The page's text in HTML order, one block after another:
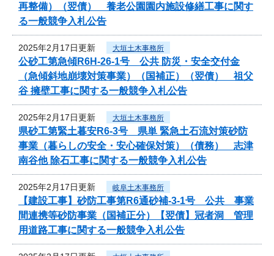
再整備）（翌債） 養老公園園内施設修繕工事に関す
る一般競争入札公告
2025年2月17日更新 大垣土木事務所
公砂工第急傾R6H-26-1号 公共 防災・安全交付金
（急傾斜地崩壊対策事業）（国補正）（翌債） 祖父
谷 擁壁工事に関する一般競争入札公告
2025年2月17日更新 大垣土木事務所
県砂工第緊土暮安R6-3号 県単 緊急土石流対策砂防
事業（暮らしの安全・安心確保対策）（債務） 志津
南谷他 除石工事に関する一般競争入札公告
2025年2月17日更新 岐阜土木事務所
【建設工事】砂防工事第R6通砂補-3-1号 公共 事業
間連携等砂防事業（国補正分）【翌債】冠者洞 管理
用道路工事に関する一般競争入札公告